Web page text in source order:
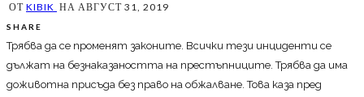
ОТ KIBIK НА АВГУСТ 31, 2019
SHARE
Трябва да се променят законите. Всички тези инциденти се
дължат на безнаказаността на престъпниците. Трябва да има
доживотна присъда без право на обжалване. Това каза пред